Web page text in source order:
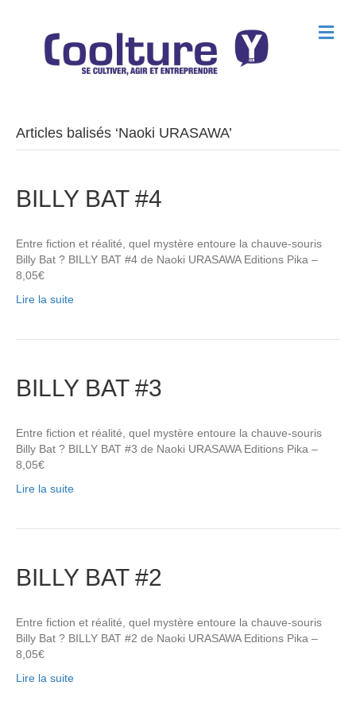
M
e
Articles balisés ‘Naoki URASAWA’
BILLY BAT #4
Entre fiction et réalité, quel mystère entoure la chauve-souris
Billy Bat ? BILLY BAT #4 de Naoki URASAWA Editions Pika –
8,05€
Lire la suite
BILLY BAT #3
Entre fiction et réalité, quel mystère entoure la chauve-souris
Billy Bat ? BILLY BAT #3 de Naoki URASAWA Editions Pika –
8,05€
Lire la suite
BILLY BAT #2
Entre fiction et réalité, quel mystère entoure la chauve-souris
Billy Bat ? BILLY BAT #2 de Naoki URASAWA Editions Pika –
8,05€
Lire la suite